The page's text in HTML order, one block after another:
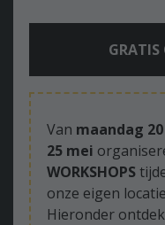
GRATIS
Van maandag
25 mei
WORKSHOPS
onze eigen
Hieronder